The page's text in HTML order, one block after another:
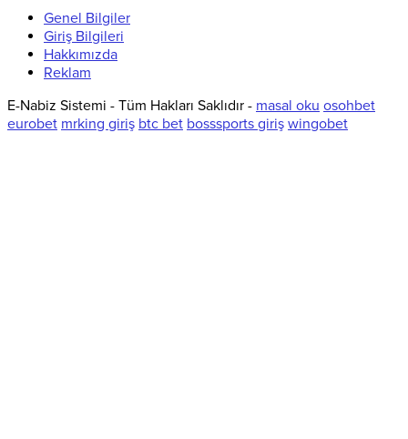
Genel Bilgiler
Giriş Bilgileri
Hakkımızda
Reklam
E-Nabiz Sistemi - Tüm Hakları Saklıdır - masal oku osohbet
eurobet mrking giriş btc bet bosssports giriş wingobet